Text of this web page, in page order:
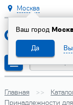
Москва
Ваш город
Да
Главная
Принадлежности